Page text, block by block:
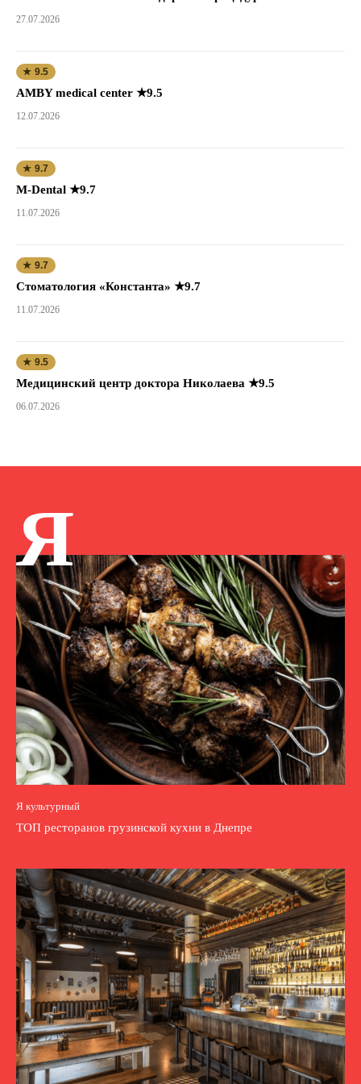
27.07.2026
★ 9.5
AMBY medical center ★9.5
12.07.2026
★ 9.7
M-Dental ★9.7
11.07.2026
★ 9.7
Стоматология «Константа» ★9.7
11.07.2026
★ 9.5
Медицинский центр доктора Николаева ★9.5
06.07.2026
Я
Я культурный
ТОП ресторанов грузинской кухни в Днепре